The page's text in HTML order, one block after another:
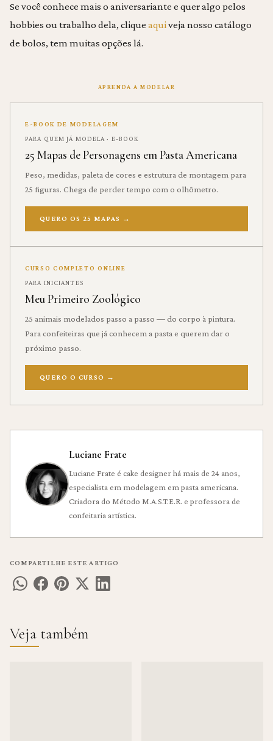
Se você conhece mais o aniversariante e quer algo pelos
hobbies ou trabalho dela, clique aquiveja nosso catálogo
de bolos, tem muitas opções lá.
APRENDA A MODELAR
E-BOOK DE MODELAGEM
PARA QUEM JÁ MODELA · E-BOOK
25 Mapas de Personagens em Pasta Americana
Peso, medidas, paleta de cores e estrutura de montagem para
25 figuras. Chega de perder tempo com o olhômetro.
QUERO OS 25 MAPAS →
CURSO COMPLETO ONLINE
PARA INICIANTES
Meu Primeiro Zoológico
25 animais modelados passo a passo — do corpo à pintura.
Para confeiteiras que já conhecem a pasta e querem dar o
próximo passo.
QUERO O CURSO →
Luciane Frate
Luciane Frate é cake designer há mais de 24 anos,
especialista em modelagem em pasta americana.
Criadora do Método M.A.S.T.E.R. e professora de
confeitaria artística.
COMPARTILHE ESTE ARTIGO
Veja também